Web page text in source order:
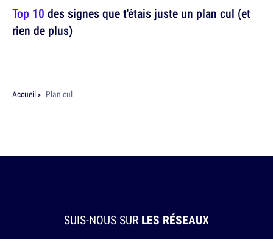
Top 10 des signes que t'étais juste un plan cul (et
rien de plus)
Accueil Plan cul
SUIS-NOUS SUR LES RÉSEAUX